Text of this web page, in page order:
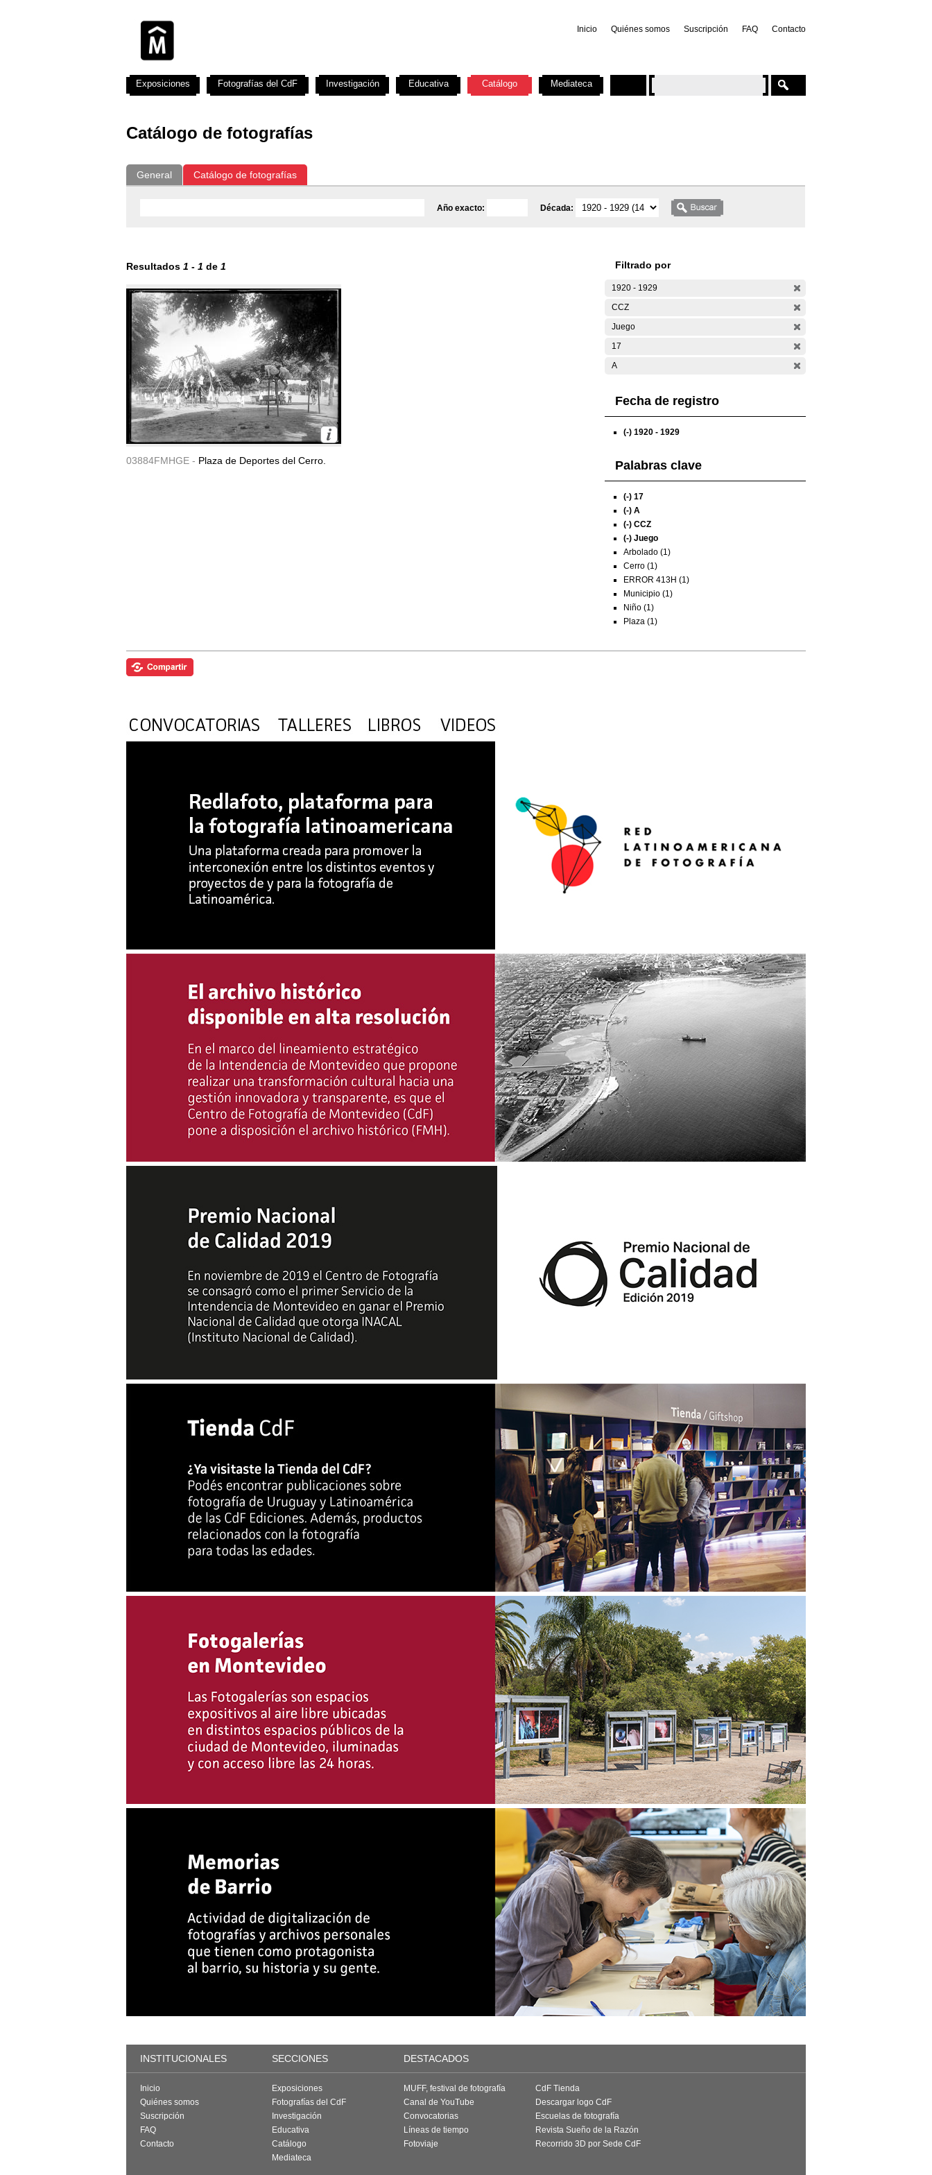
Inicio Quiénes somos Suscripción FAQ Contacto
Catálogo de fotografías
General Catálogo de fotografías
Año exacto: Década:
Resultados 1 - 1 de 1
03884FMHGE - Plaza de Deportes del Cerro.
Filtrado por
1920 - 1929
CCZ
Juego
17
A
Fecha de registro
(-) 1920 - 1929
Palabras clave
(-) 17
(-) A
(-) CCZ
(-) Juego
Arbolado (1)
Cerro (1)
ERROR 413H (1)
Municipio (1)
Niño (1)
Plaza (1)
Exposiciones Fotografías del CdF Investigación Educativa Catálogo Mediateca
INSTITUCIONALES SECCIONES DESTACADOS
Inicio
Quiénes somos
Suscripción
FAQ
Contacto
Exposiciones
Fotografías del CdF
Investigación
Educativa
Catálogo
Mediateca
MUFF, festival de fotografía
Canal de YouTube
Convocatorias
Líneas de tiempo
Fotoviaje
CdF Tienda
Descargar logo CdF
Escuelas de fotografía
Revista Sueño de la Razón
Recorrido 3D por Sede CdF